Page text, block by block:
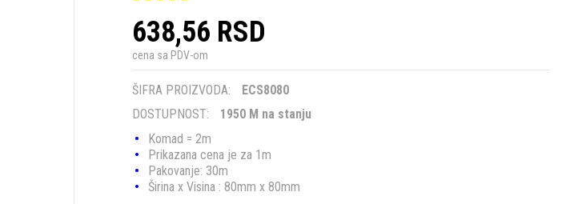
638,56 RSD
cena sa PDV-om
ŠIFRA PROIZVODA:
ECS8080
DOSTUPNOST:
1950 M na stanju
Komad = 2m
Prikazana cena je za 1m
Pakovanje: 30m
Širina x Visina : 80mm x 80mm